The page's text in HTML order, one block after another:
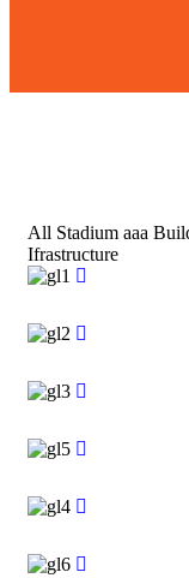
All Stadium aaa
Ifrastructure